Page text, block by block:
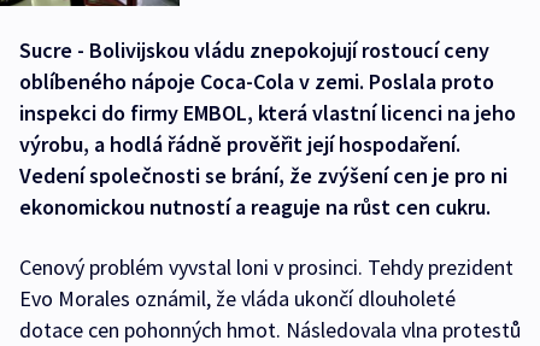
Sucre - Bolivijskou vládu znepokojují rostoucí ceny
oblíbeného nápoje Coca-Cola v zemi. Poslala proto
inspekci do firmy EMBOL, která vlastní licenci na jeho
výrobu, a hodlá řádně prověřit její hospodaření.
Vedení společnosti se brání, že zvýšení cen je pro ni
ekonomickou nutností a reaguje na růst cen cukru.
Cenový problém vyvstal loni v prosinci. Tehdy prezident
Evo Morales oznámil, že vláda ukončí dlouholeté
dotace cen pohonných hmot. Následovala vlna protestů